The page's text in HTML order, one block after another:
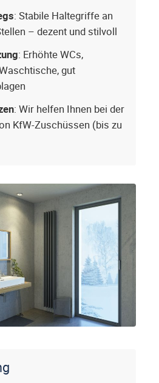
: Stabile Haltegriffe an
– dezent und stilvoll
: Erhöhte WCs,
gut
: Wir helfen Ihnen bei der
KfW-Zuschüssen (bis zu